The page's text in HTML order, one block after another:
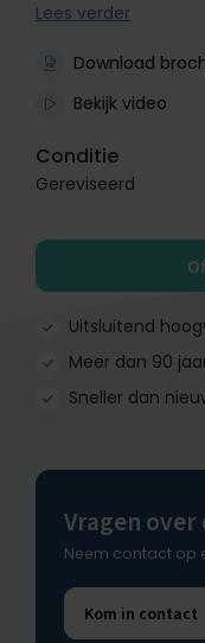
Lees verder
Download
Bekijk video
Conditie
Gereviseerd
Uitsluitend
Meer dan 90
Sneller dan
Vragen
Neem contact op
Kom in contact